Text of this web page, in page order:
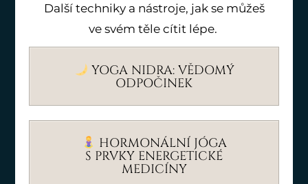
Další techniky a nástroje, jak se můžeš
ve svém těle cítit lépe.
YOGA NIDRA: VĚDOMÝ
ODPOČINEK
HORMONÁLNÍ JÓGA
S PRVKY ENERGETICKÉ
MEDICÍNY